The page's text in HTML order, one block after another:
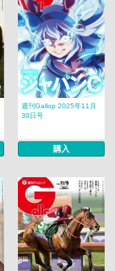
週刊Gallop 2025年11月
30日号
購入